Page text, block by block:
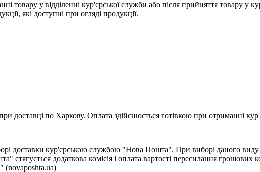
товару у відділенні кур'єрської служби або після прийняття товару
які доступні при огляді продукції.
доставці по Харкову. Оплата здійснюється готівкою при отриманні
доставки кур'єрською службою "Нова Пошта". При виборі даного виду
додаткова комісія і оплата вартості пересилання
(novaposhta.ua)